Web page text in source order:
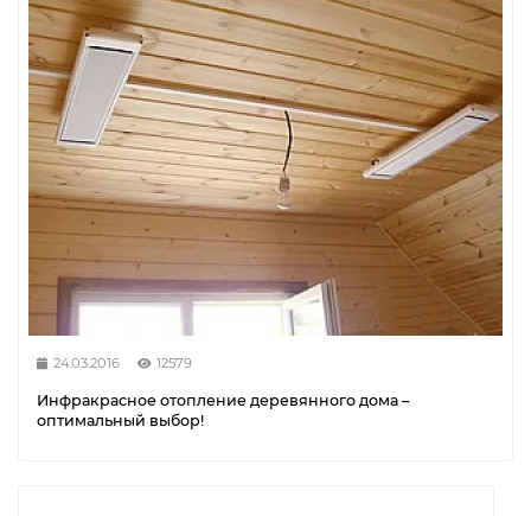
24.03.2016 12579
Инфракрасное отопление деревянного дома –
оптимальный выбор!